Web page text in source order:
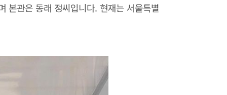
본관은 동래 정씨입니다. 현재는 서울특별